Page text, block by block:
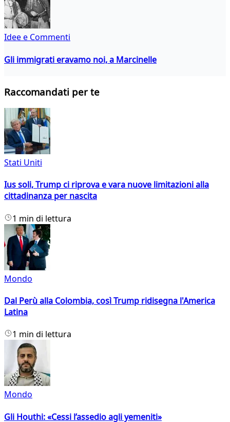
Idee e Commenti
Gli immigrati eravamo noi, a Marcinelle
Raccomandati per te
Stati Uniti
Ius soli, Trump ci riprova e vara nuove limitazioni alla
cittadinanza per nascita
1 min di lettura
Mondo
Dal Perù alla Colombia, così Trump ridisegna l'America
Latina
1 min di lettura
Mondo
Gli Houthi: «Cessi l’assedio agli yemeniti»